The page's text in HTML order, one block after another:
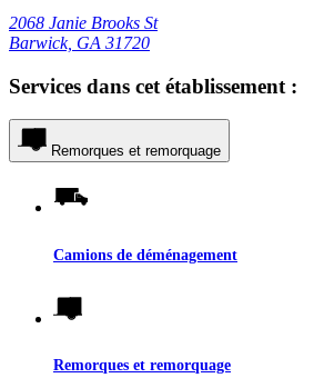
2068 Janie Brooks St
Barwick, GA 31720
Services dans cet établissement :
Remorques et remorquage
Camions de déménagement
Remorques et remorquage